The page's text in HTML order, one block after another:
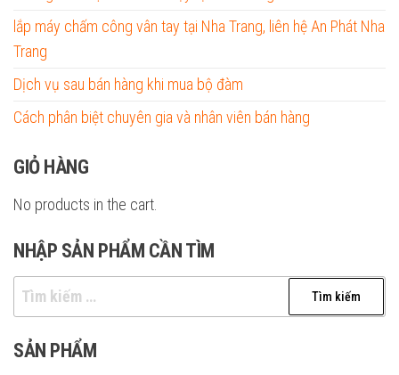
lắp máy chấm công vân tay tại Nha Trang, liên hệ An Phát Nha
Trang
Dịch vụ sau bán hàng khi mua bộ đàm
Cách phân biệt chuyên gia và nhân viên bán hàng
GIỎ HÀNG
No products in the cart.
NHẬP SẢN PHẨM CẦN TÌM
Tìm
kiếm
cho:
SẢN PHẨM